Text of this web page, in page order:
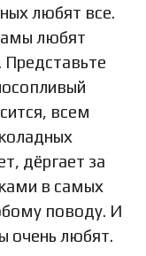
любят все.
любят
всем
дёргает за
в самых
поводу. И
очень любят.